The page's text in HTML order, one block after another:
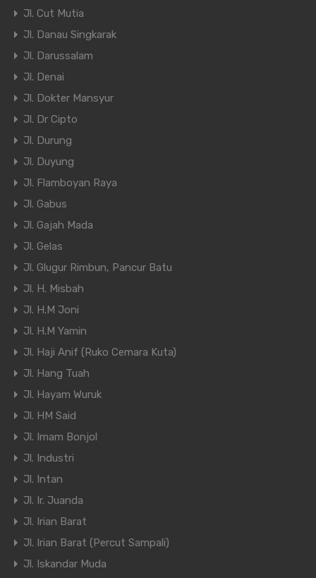
Jl. Cut Mutia
Jl. Danau Singkarak
Jl. Darussalam
Jl. Denai
Jl. Dokter Mansyur
Jl. Dr Cipto
Jl. Durung
Jl. Duyung
Jl. Flamboyan Raya
Jl. Gabus
Jl. Gajah Mada
Jl. Gelas
Jl. Glugur Rimbun, Pancur Batu
Jl. H. Misbah
Jl. H.M Joni
Jl. H.M Yamin
Jl. Haji Anif (Ruko Cemara Kuta)
Jl. Hang Tuah
Jl. Hayam Wuruk
Jl. HM Said
Jl. Imam Bonjol
Jl. Industri
Jl. Intan
Jl. Ir. Juanda
Jl. Irian Barat
Jl. Irian Barat (Percut Sampali)
Jl. Iskandar Muda